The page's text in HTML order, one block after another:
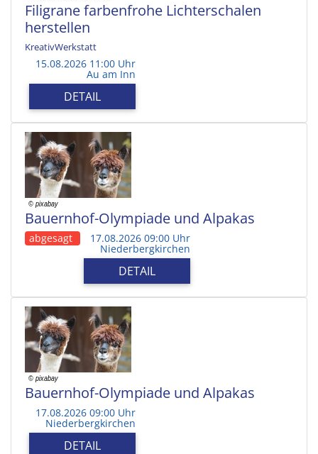
Filigrane farbenfrohe Lichterschalen
herstellen
KreativWerkstatt
15.08.2026 11:00 Uhr
Au am Inn
DETAIL
Bauernhof-Olympiade und Alpakas
abgesagt 17.08.2026 09:00 Uhr
Niederbergkirchen
DETAIL
Bauernhof-Olympiade und Alpakas
17.08.2026 09:00 Uhr
Niederbergkirchen
DETAIL